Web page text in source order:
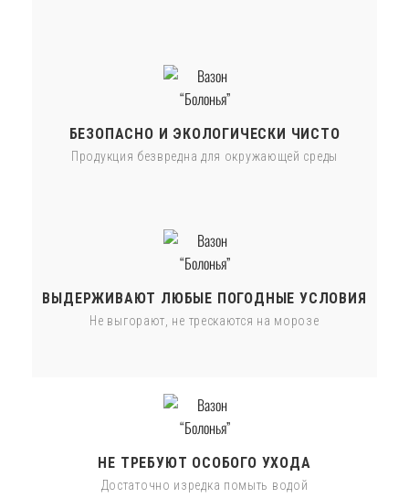
БЕЗОПАСНО И ЭКОЛОГИЧЕСКИ ЧИСТО
Продукция безвредна для окружающей среды
ВЫДЕРЖИВАЮТ ЛЮБЫЕ ПОГОДНЫЕ УСЛОВИЯ
Не выгорают, не трескаются на морозе
НЕ ТРЕБУЮТ ОСОБОГО УХОДА
Достаточно изредка помыть водой